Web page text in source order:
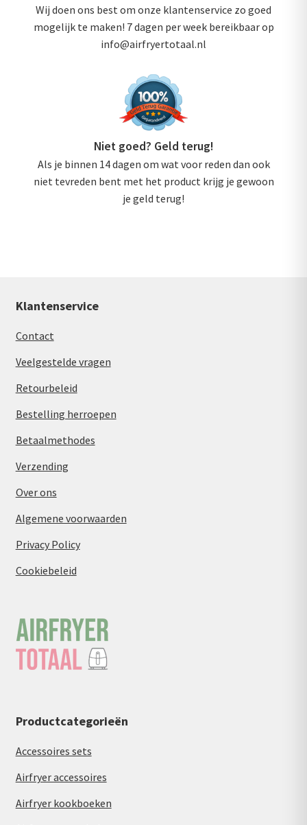
Wij doen ons best om onze klantenservice zo goed
mogelijk te maken! 7 dagen per week bereikbaar op
info@airfryertotaal.nl
Niet goed? Geld terug!
Als je binnen 14 dagen om wat voor reden dan ook
niet tevreden bent met het product krijg je gewoon
je geld terug!
Klantenservice
Contact
Veelgestelde vragen
Retourbeleid
Bestelling herroepen
Betaalmethodes
Verzending
Over ons
Algemene voorwaarden
Privacy Policy
Cookiebeleid
Productcategorieën
Accessoires sets
Airfryer accessoires
Airfryer kookboeken